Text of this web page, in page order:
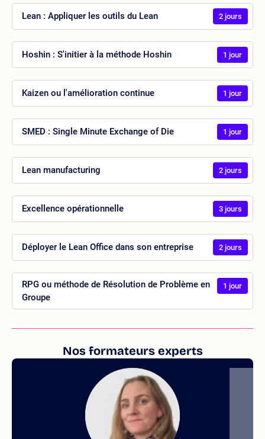
Lean : Appliquer les outils du Lean 2 jours
Hoshin : S'initier à la méthode Hoshin 1 jour
Kaizen ou l'amélioration continue 1 jour
SMED : Single Minute Exchange of Die 1 jour
Lean manufacturing 2 jours
Excellence opérationnelle 3 jours
Déployer le Lean Office dans son entreprise 2 jours
RPG ou méthode de Résolution de Problème en
Groupe
1 jour
Nos formateurs experts